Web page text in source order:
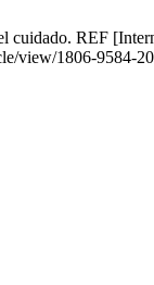
cuidado. REF
view/1806-9584-